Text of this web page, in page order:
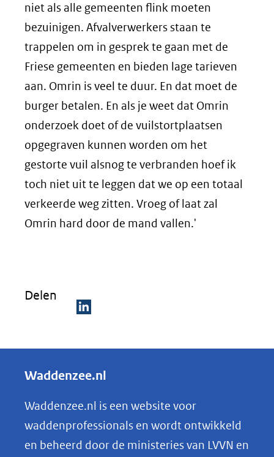
niet als alle gemeenten flink moeten
bezuinigen. Afvalverwerkers staan te
trappelen om in gesprek te gaan met de
Friese gemeenten en bieden lage tarieven
aan. Omrin is veel te duur. En dat moet de
burger betalen. En als je weet dat Omrin
onderzoek doet of de vuilstortplaatsen
opgegraven kunnen worden om het
gestorte vuil alsnog te verbranden hoef ik
toch niet uit te leggen dat we op een totaal
verkeerde weg zitten. Vroeg of laat zal
Omrin hard door de mand vallen.'
Delen
e
e
n
o
p
Waddenzee.nl
Waddenzee.nl is een website voor
waddenprofessionals en wordt ontwikkeld
en beheerd door de ministeries van LVVN en